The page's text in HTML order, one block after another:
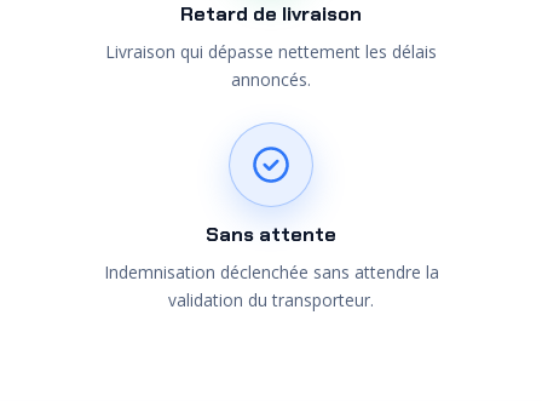
Retard de livraison
Livraison qui dépasse nettement les délais
annoncés.
Sans attente
Indemnisation déclenchée sans attendre la
validation du transporteur.